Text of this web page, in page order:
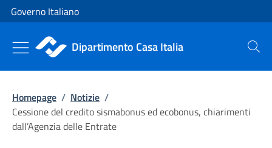
Vai al contenuto
Vai alla navigazione del sito
Governo Italiano
Dipartimento Casa Italia Cerca
Homepage / Notizie /
Cessione del credito sismabonus ed ecobonus, chiarimenti
dall’Agenzia delle Entrate